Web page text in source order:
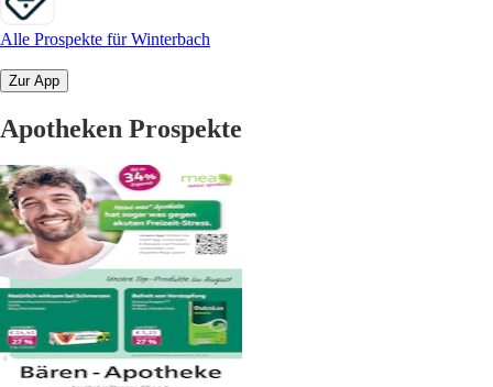
Alle Prospekte für Winterbach
Zur App
Apotheken Prospekte